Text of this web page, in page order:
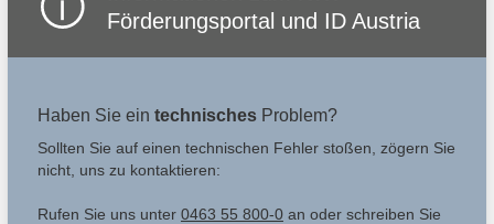
Förderungsportal und ID Austria
Haben Sie ein technischesProblem?
Sollten Sie auf einen technischen Fehler stoßen, zögern Sie
nicht, uns zu kontaktieren:
Rufen Sie uns unter 0463 55 800-0an oder schreiben Sie